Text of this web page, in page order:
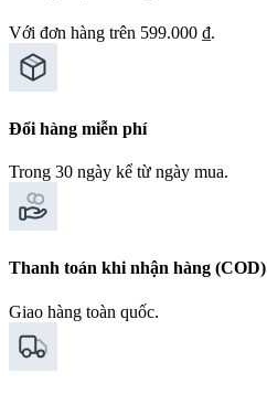
Với đơn hàng trên 599.000 ₫.
Đổi hàng miễn phí
Trong 30 ngày kể từ ngày mua.
Thanh toán khi nhận hàng (COD)
Giao hàng toàn quốc.